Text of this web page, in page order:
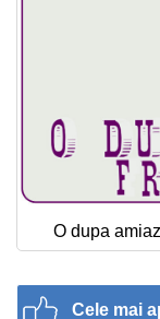
O dupa
Cele mai